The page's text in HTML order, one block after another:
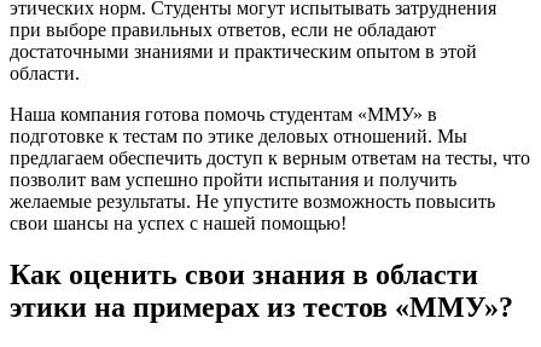
этических норм. Студенты могут испытывать затруднения
при выборе правильных ответов, если не обладают
достаточными знаниями и практическим опытом в этой
области.
Наша компания готова помочь студентам «ММУ» в
подготовке к тестам по этике деловых отношений. Мы
предлагаем обеспечить доступ к верным ответам на тесты, что
позволит вам успешно пройти испытания и получить
желаемые результаты. Не упустите возможность повысить
свои шансы на успех с нашей помощью!
Как оценить свои знания в области
этики на примерах из тестов «ММУ»?